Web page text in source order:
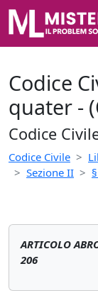
Codice
quater -
Codice
Codice Civile
Sezione II
ARTICOLO
206